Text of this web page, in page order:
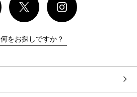
何をお探しですか？